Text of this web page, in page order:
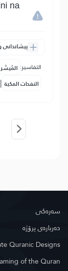
na
پیشاندانی
التفاسير: المُيسَّر
النفحات المكية |
سه‌ره‌كی
دەربارەی پرۆژە
Quranic Designs
of the Quran